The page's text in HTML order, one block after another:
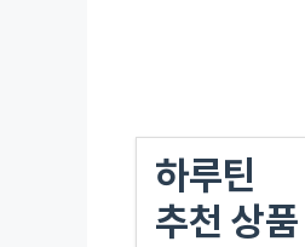
하루틴
추천 상